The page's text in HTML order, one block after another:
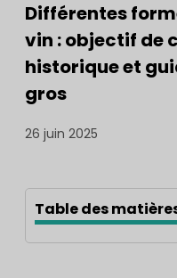
Différentes
vin : objectif de
historique et
gros
26 juin 2025
Table des